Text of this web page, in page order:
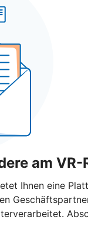
am
Ihnen eine